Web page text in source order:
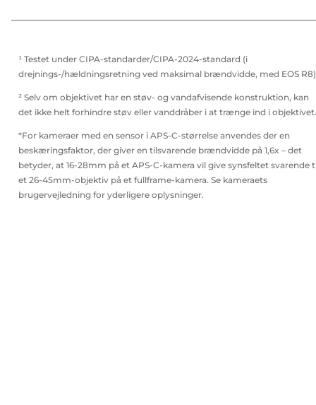
¹ Testet under CIPA-standarder/CIPA-2024-standard (i
drejnings-/hældningsretning ved maksimal brændvidde, med EOS
² Selv om objektivet har en støv- og vandafvisende konstruktion, kan
det ikke helt forhindre støv eller vanddråber i at trænge ind i objektivet.
*For kameraer med en sensor i APS-C-størrelse anvendes der en
beskæringsfaktor, der giver en tilsvarende brændvidde på 1,6x – det
betyder, at 16-28mm på et APS-C-kamera vil give synsfeltet svarende
et 26-45mm-objektiv på et fullframe-kamera. Se kameraets
brugervejledning for yderligere oplysninger.